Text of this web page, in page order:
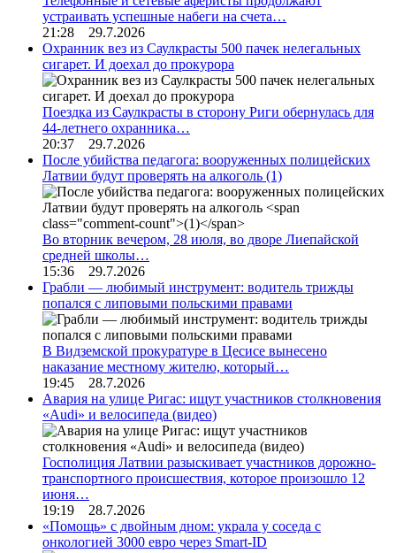
устраивать успешные набеги на счета…
21:28 29.7.2026
Охранник вез из Саулкрасты 500 пачек нелегальных
сигарет. И доехал до прокурора
Поездка из Саулкрасты в сторону Риги обернулась для
44-летнего охранника…
20:37 29.7.2026
После убийства педагога: вооруженных полицейских
Латвии будут проверять на алкоголь (1)
Во вторник вечером, 28 июля, во дворе Лиепайской
средней школы…
15:36 29.7.2026
Грабли — любимый инструмент: водитель трижды
попался с липовыми польскими правами
В Видземской прокуратуре в Цесисе вынесено
наказание местному жителю, который…
19:45 28.7.2026
Авария на улице Ригас: ищут участников столкновения
«Audi» и велосипеда (видео)
Госполиция Латвии разыскивает участников дорожно-
транспортного происшествия, которое произошло 12
июня…
19:19 28.7.2026
«Помощь» с двойным дном: украла у соседа с
онкологией 3000 евро через Smart-ID